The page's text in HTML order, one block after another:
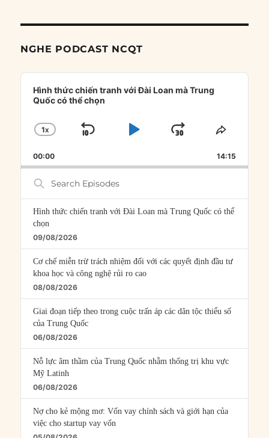
NGHE PODCAST NCQT
Audio
Player
Hình thức chiến tranh với Đài Loan mà Trung
Quốc có thể chọn
CHANGE
RATE
1X
SKIP
PLAYJUMP
FORWARD
SHARE
00:00 14:15
Search
Episodes
Hình thức chiến tranh với Đài Loan mà Trung Quốc có thể
chọn
09/08/2026
Cơ chế miễn trừ trách nhiệm đối với các quyết định đầu tư
khoa học và công nghệ rủi ro cao
08/08/2026
Giai đoạn tiếp theo trong cuộc trấn áp các dân tộc thiểu số
của Trung Quốc
06/08/2026
Nỗ lực âm thầm của Trung Quốc nhằm thống trị khu vực
Mỹ Latinh
06/08/2026
Nợ cho kẻ mộng mơ: Vốn vay chính sách và giới hạn của
việc cho startup vay vốn